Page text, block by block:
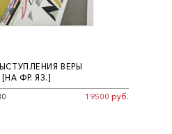
ВЕРЫ
ФР. ЯЗ.]
19500 руб.